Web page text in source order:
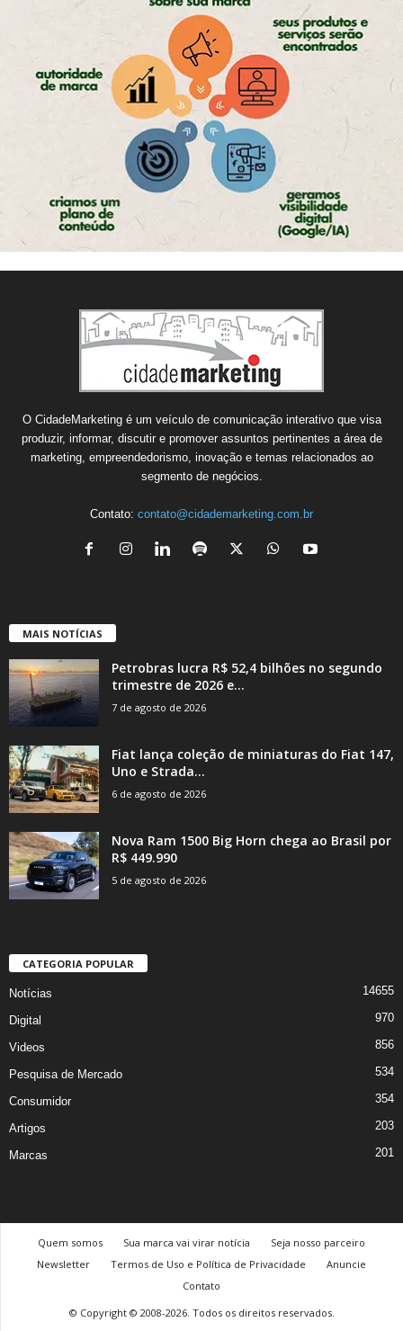
O CidadeMarketing é um veículo de comunicação interativo que visa
produzir, informar, discutir e promover assuntos pertinentes a área de
marketing, empreendedorismo, inovação e temas relacionados ao
segmento de negócios.
Contato: contato@cidademarketing.com.br
MAIS NOTÍCIAS
Petrobras lucra R$ 52,4 bilhões no segundo
trimestre de 2026 e...
7 de agosto de 2026
Fiat lança coleção de miniaturas do Fiat 147,
Uno e Strada...
6 de agosto de 2026
Nova Ram 1500 Big Horn chega ao Brasil por
R$ 449.990
5 de agosto de 2026
CATEGORIA POPULAR
Notícias 14655
Digital 970
Videos 856
Pesquisa de Mercado 534
Consumidor 354
Artigos 203
Marcas 201
Quem somos Sua marca vai virar notícia
Seja nosso parceiro
Newsletter
Termos de Uso e Política de Privacidade
Anuncie
Contato
© Copyright © 2008-2026. Todos os direitos reservados.